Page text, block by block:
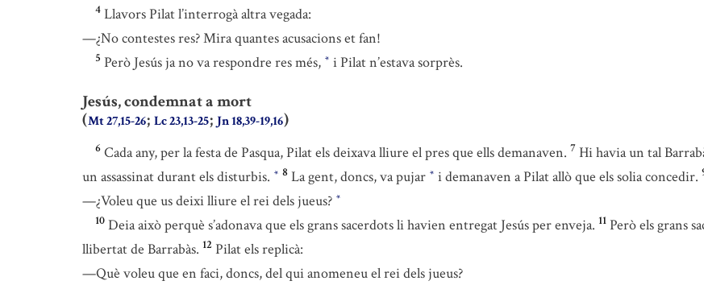
4 Llavors Pilat l’interrogà altra vegada:
—¿No contestes res? Mira quantes acusacions et fan!
5 Però Jesús ja no va respondre res més, * i Pilat n’estava sorprès.
Jesús, condemnat a mort
(Mt 27,15-26; Lc 23,13-25; Jn 18,39-19,16)
6 Cada any, per la festa de Pasqua, Pilat els deixava lliure el pres que ells demanaven. 7 Hi havia un tal
un assassinat durant els disturbis. * 8 La gent, doncs, va pujar * i demanaven a Pilat allò que els solia concedir.
—¿Voleu que us deixi lliure el rei dels jueus? *
10 Deia això perquè s’adonava que els grans sacerdots li havien entregat Jesús per enveja. 11 Però els grans
llibertat de Barrabàs. 12 Pilat els replicà:
—Què voleu que en faci, doncs, del qui anomeneu el rei dels jueus?